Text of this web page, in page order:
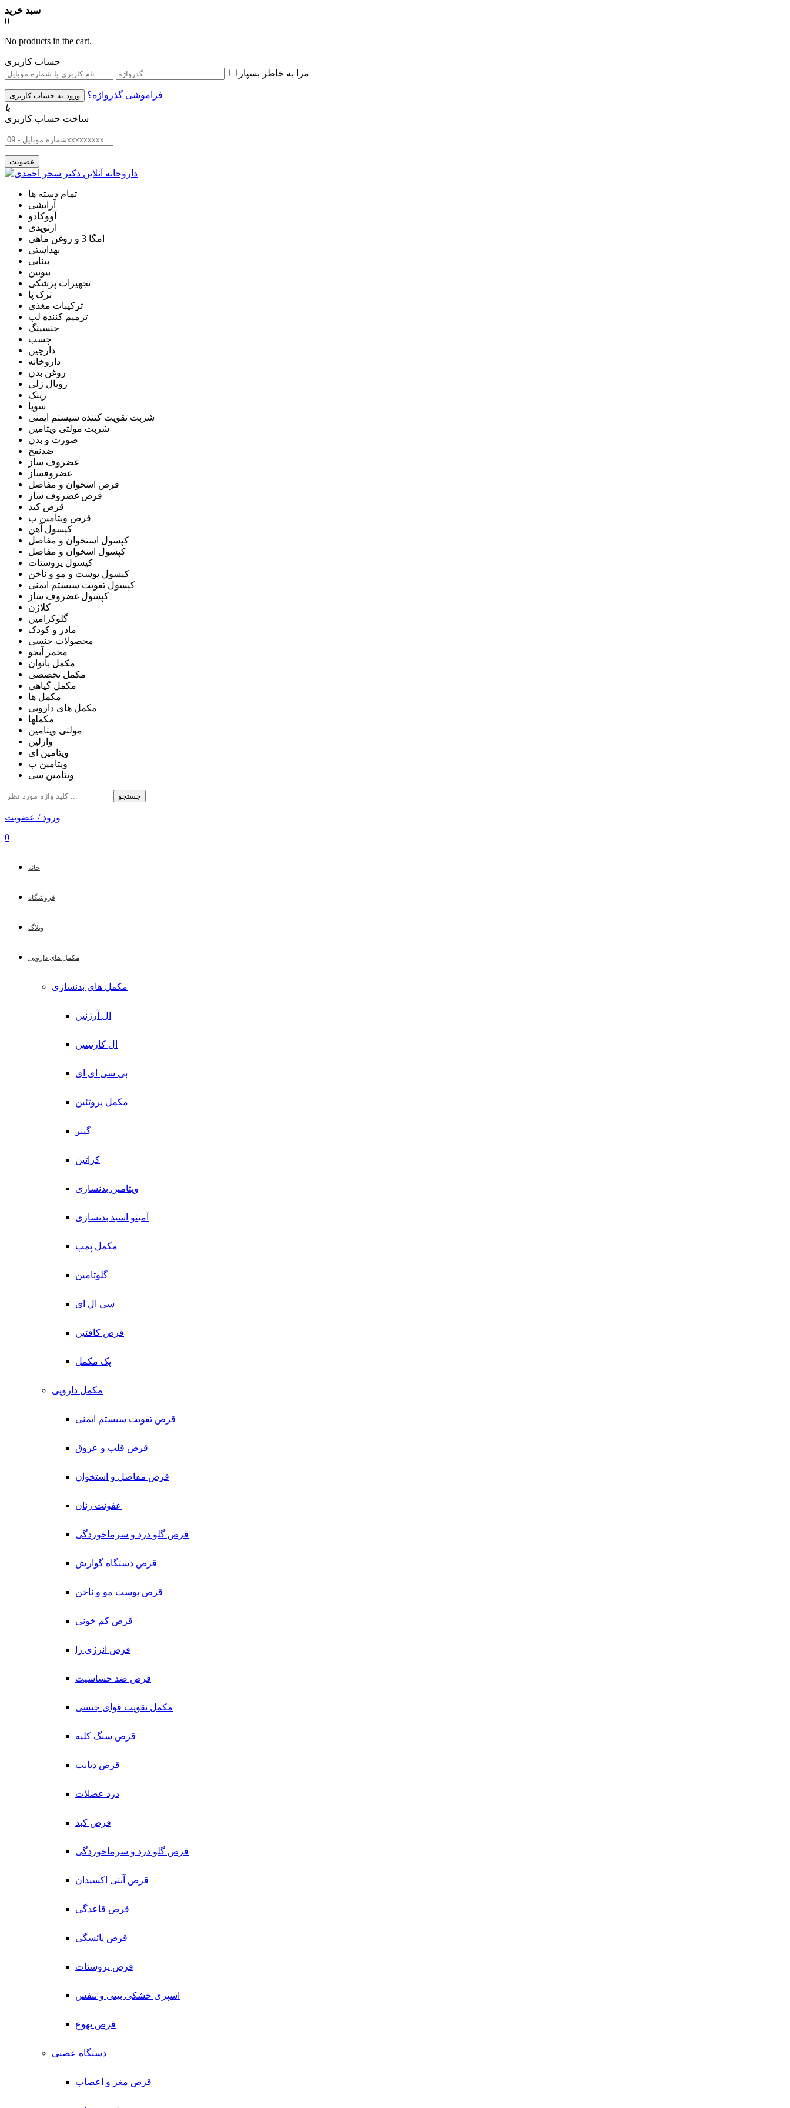
سبد خرید
0
No products in the cart.
حساب کاربری
مرا به خاطر بسپار
فراموشی گذرواژه؟
یا
ساخت حساب کاربری
تمام دسته ها
آرایشی
آووکادو
ارتوپدی
امگا 3 و روغن ماهی
بهداشتی
بینایی
بیوتین
تجهیزات پزشکی
ترک پا
ترکیبات مغذی
ترمیم کننده لب
جنسینگ
چسب
دارچین
داروخانه
روغن بدن
رویال ژلی
زینک
سویا
شربت تقویت کننده سیستم ایمنی
شربت مولتی ویتامین
صورت و بدن
ضدنفخ
غضروف ساز
غضروفساز
قرص اسخوان و مفاصل
قرص غضروف ساز
قرص کبد
قرص ویتامین ب
کپسول آهن
کپسول استخوان و مفاصل
کپسول اسخوان و مفاصل
کپسول پروستات
کپسول پوست و مو و ناخن
کپسول تقویت سیستم ایمنی
کپسول غضروف ساز
کلاژن
گلوکزامین
مادر و کودک
محصولات جنسی
مخمر آبجو
مکمل بانوان
مکمل تخصصی
مکمل گیاهی
مکمل ها
مکمل های دارویی
مکملها
مولتی ویتامین
وازلین
ویتامین ای
ویتامین ب
ویتامین سی
جستجو
ورود / عضویت
0
خانه
فروشگاه
وبلاگ
مکمل های دارویی
مکمل های بدنسازی
ال آرژنین
ال کارنیتین
بی سی ای ای
مکمل پروتئین
گینر
کراتین
ویتامین بدنسازی
آمینو اسید بدنسازی
مکمل پمپ
گلوتامین
سی ال ای
قرص کافئین
پک مکمل
مکمل دارویی
قرص تقویت سیستم ایمنی
قرص قلب و عروق
قرص مفاصل و استخوان
عفونت زنان
قرص گلو درد و سرماخوردگی
قرص دستگاه گوارش
قرص پوست مو و ناخن
قرص کم خونی
قرص انرژی زا
قرص ضد حساسیت
مکمل تقویت قوای جنسی
قرص سنگ کلیه
قرص دیابت
درد عضلات
قرص کبد
قرص گلو درد و سرماخوردگی
قرص آنتی اکسیدان
قرص قاعدگی
قرص یائسگی
قرص پروستات
اسپری خشکی بینی و تنفس
قرص تهوع
دستگاه عصبی
قرص مغز و اعصاب